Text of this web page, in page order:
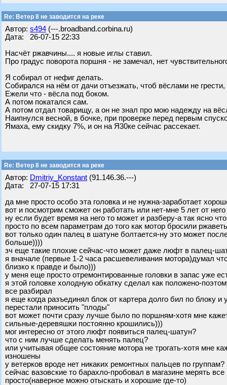
Re: Ветер 8 не заводится на реке
Автор: s494 (---.broadband.corbina.ru)
Дата: 26-07-15 22:33
Насчёт ржавчины.... я новые иглы ставил.
Про градус поворота поршня - не замечал, нет
Я собирал от нефиг делать.
Собирался на нём от дачи отъезжать, чтоб вёслами не
Ежели что - вёсла под боком.
А потом покатался сам.
А потом отдал товарищу, а он не знал про мою надежду на
Наипнулся весной, в бочке, при проверке перед первым
Ямаха, ему скидку 7%, и он на Я30ке сейчас рассекает.
Re: Ветер 8 не заводится на реке
Автор: Dmitriy_Konstant (91.146.36.---)
Дата: 27-07-15 17:31
да мне просто особо эта головка и не нужна-заработает
вот и посмотрим сможет он работать или нет-мне 5 лет от
ну если будет время на него то может и разберу-а так ясно
просто по всем параметрам до того как мотор бросили
вот только один палец в шатуне болтается-ну это может
больше))))
зч еще такие плохие сейчас-что может даже люфт в палец-
я вначале (первые 1-2 часа расшевеливания мотора)думал
близко к правде и было)))
у меня еще просто отремонтированные головки в запас уже
я этой головке холодную обкатку сделал как положено-
все разбирал
я еще когда разъединял блок от картера долго бил по блоку
перестали приносить "плоды"
вот может почти сразу лучше было по поршням-хотя мне
сильные-деревяшки постоянно крошились)))
мог интересно от этого люфт появиться палец-шатун?
что с ним лучше сделать менять палец?
или учитывая общее состояние мотора не трогать-хотя мне
изношены
у ветерков вроде нет никаких ремонтных пальцев по группам?
сейчас вазовские то барахло-пробовал в магазине мерять
просто(наверное можно отыскать и хорошие где-то)